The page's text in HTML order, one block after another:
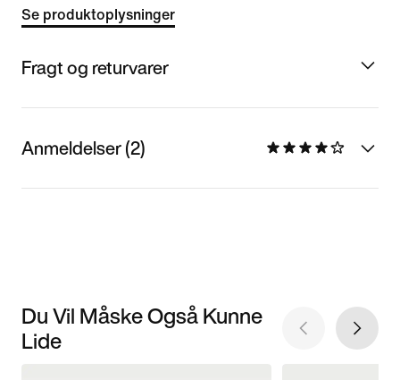
Se produktoplysninger
Fragt og returvarer
Anmeldelser (2)
Du Vil Måske Også Kunne
Lide